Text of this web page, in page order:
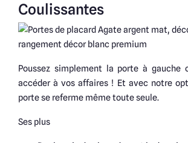
Coulissantes
Poussez simplement la porte à gauche
accéder à vos affaires ! Et avec notre
porte se referme même toute seule.
Ses plus